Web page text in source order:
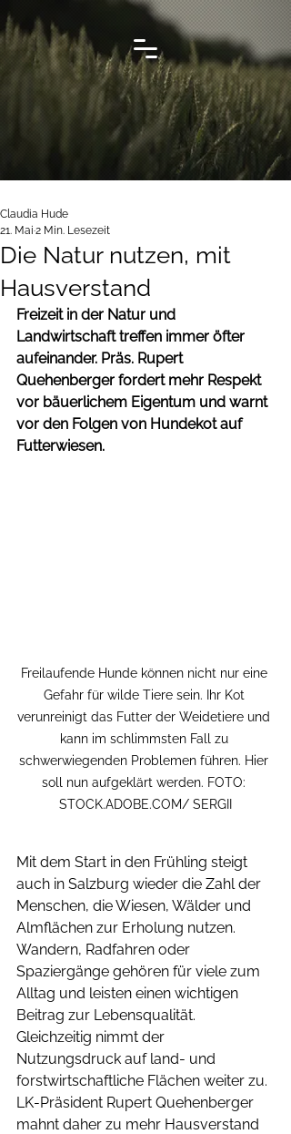
Die Natur nutzen, mit
Hausverstand
Claudia Hude
21. Mai 2 Min. Lesezeit
Freizeit in der Natur und
Landwirtschaft treffen immer öfter
aufeinander. Präs. Rupert
Quehenberger fordert mehr Respekt
vor bäuerlichem Eigentum und warnt
vor den Folgen von Hundekot auf
Futterwiesen.
Freilaufende Hunde können nicht nur eine
Gefahr für wilde Tiere sein. Ihr Kot
verunreinigt das Futter der Weidetiere und
kann im schlimmsten Fall zu
schwerwiegenden Problemen führen. Hier
soll nun aufgeklärt werden. FOTO:
STOCK.ADOBE.COM/ SERGII
Mit dem Start in den Frühling steigt
auch in Salzburg wieder die Zahl der
Menschen, die Wiesen, Wälder und
Almflächen zur Erholung nutzen.
Wandern, Radfahren oder
Spaziergänge gehören für viele zum
Alltag und leisten einen wichtigen
Beitrag zur Lebensqualität.
Gleichzeitig nimmt der
Nutzungsdruck auf land- und
forstwirtschaftliche Flächen weiter zu.
LK-Präsident Rupert Quehenberger
mahnt daher zu mehr Hausverstand